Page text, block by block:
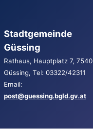
Stadtgemeinde
Güssing
Rathaus, Hauptplatz 7, 7540
Güssing, Tel: 03322/42311
Email:
post@guessing.bgld.gv.at